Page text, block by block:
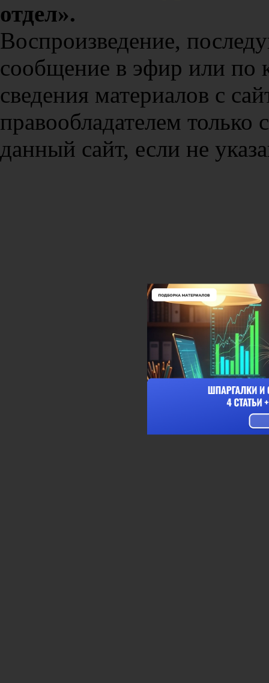
отдел».
Воспроизведение,
сообщение в эфир или по
сведения материалов с
правообладателем только
данный сайт, если не